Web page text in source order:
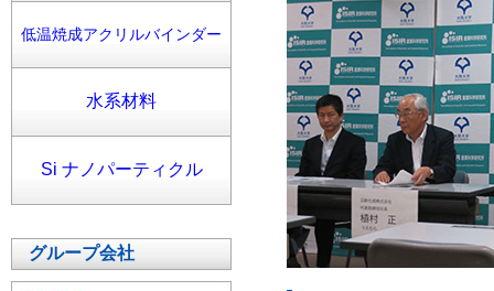
低温焼成アクリルバインダー
水系材料
Si ナノパーティクル
グループ会社